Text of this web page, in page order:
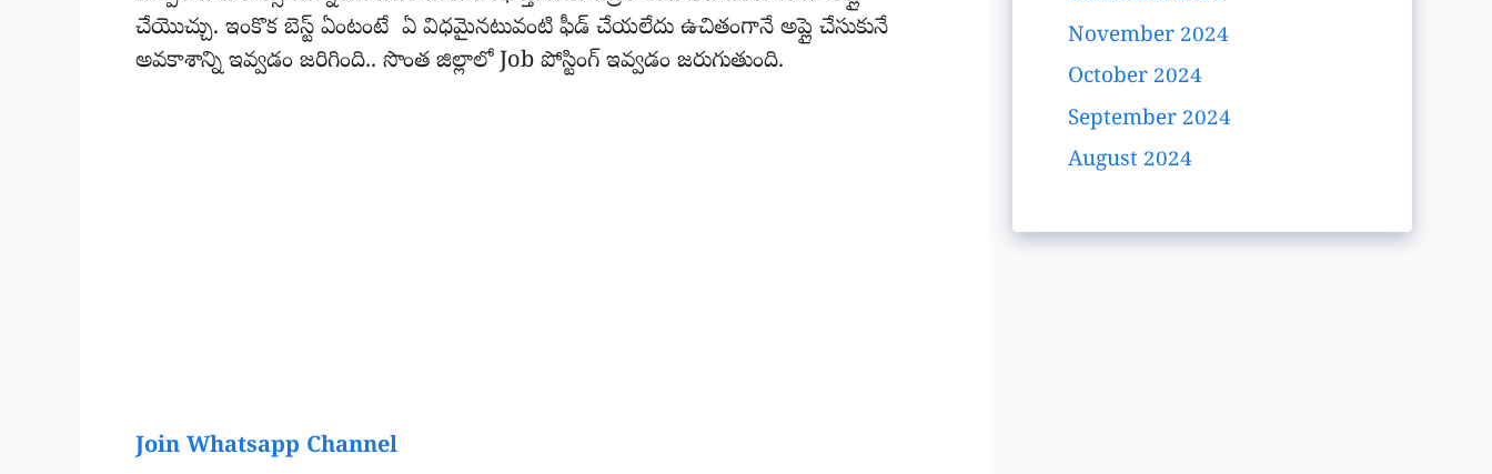
చేయొచ్చు. ఇంకొక బెస్ట్ ఏంటంటే ఏ విధమైనటువంటి ఫీడ్ చేయలేదు ఉచితంగానే అప్లై చేసుకునే
అవకాశాన్ని ఇవ్వడం జరిగింది.. సొంత జిల్లాలో Job పోస్టింగ్ ఇవ్వడం జరుగుతుంది.
Join Whatsapp Channel
November 2024
October 2024
September 2024
August 2024